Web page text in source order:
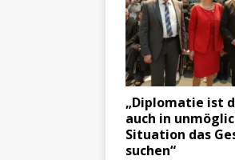
„Diplomatie ist
auch in
Situation das
suchen“